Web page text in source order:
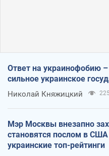
Ответ на украинофобию
сильное украинское
Николай Княжицкий 225
Мэр Москвы внезапно
становятся послом в
украинские топ-рейтинги